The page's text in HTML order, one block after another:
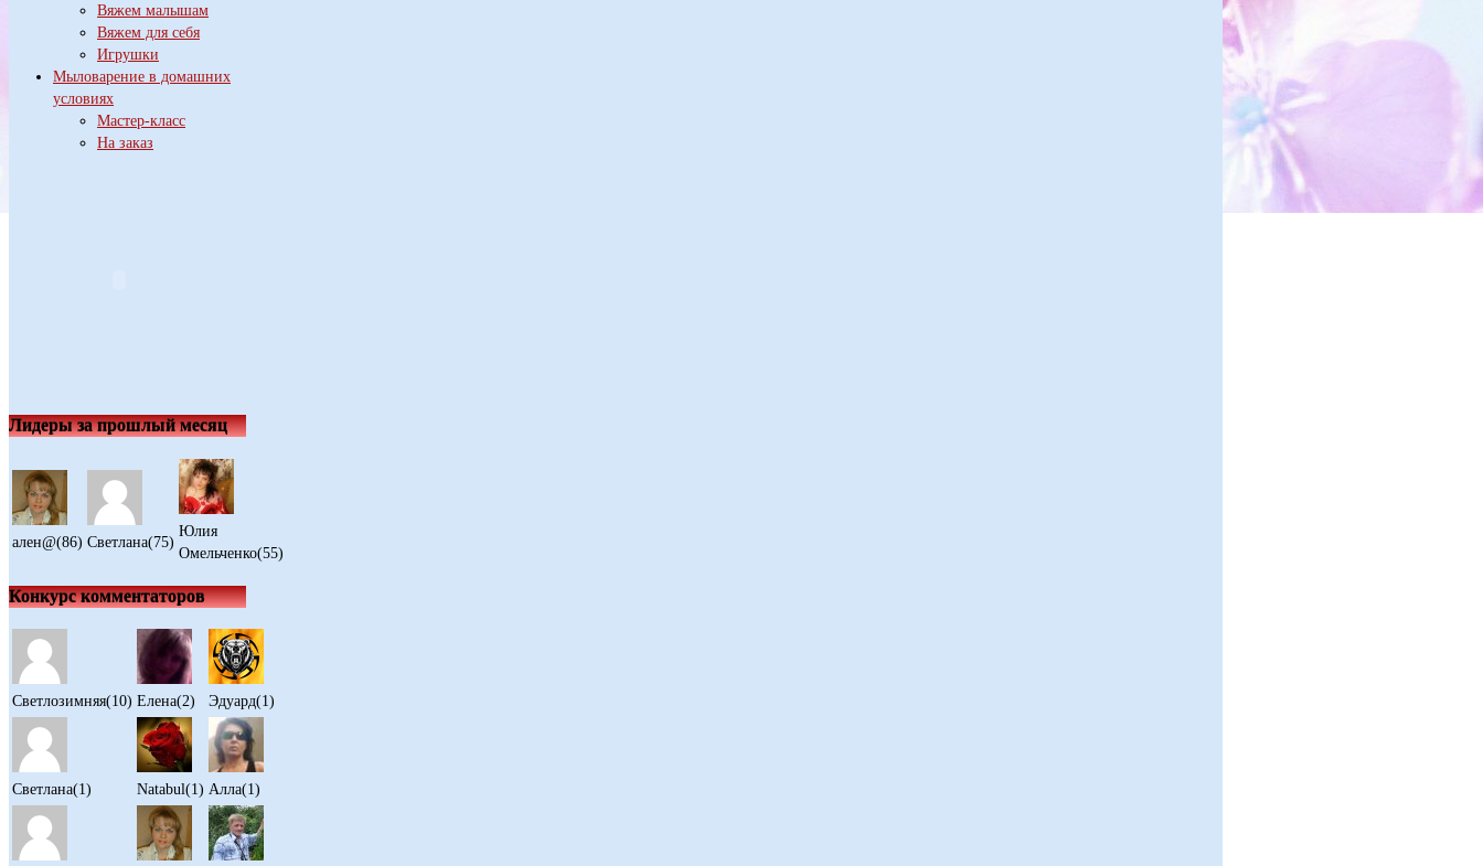
Вяжем малышам
Вяжем для себя
Игрушки
Мыловарение в домашних
условиях
Мастер-класс
На заказ
Лидеры за прошлый месяц
ален@(86) Светлана(75)
Юлия
Омельченко(55)
Конкурс комментаторов
Светлозимняя(10) Елена(2) Эдуард(1)
Светлана(1) Natabul(1) Алла(1)